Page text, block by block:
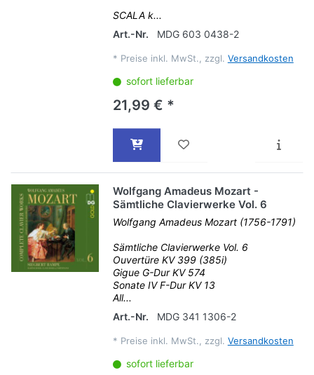
SCALA k...
Art.-Nr.
MDG 603 0438-2
* Preise inkl. MwSt., zzgl. Versandkosten
sofort lieferbar
21,99 € *
Wolfgang Amadeus Mozart -
Sämtliche Clavierwerke Vol. 6
Wolfgang Amadeus Mozart (1756-1791)
Sämtliche Clavierwerke Vol. 6
Ouvertüre KV 399 (385i)
Gigue G-Dur KV 574
Sonate IV F-Dur KV 13
All...
Art.-Nr.
MDG 341 1306-2
* Preise inkl. MwSt., zzgl. Versandkosten
sofort lieferbar